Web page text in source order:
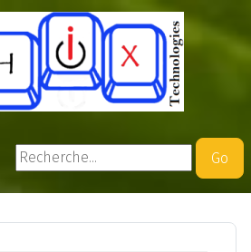
Rechercher
Go